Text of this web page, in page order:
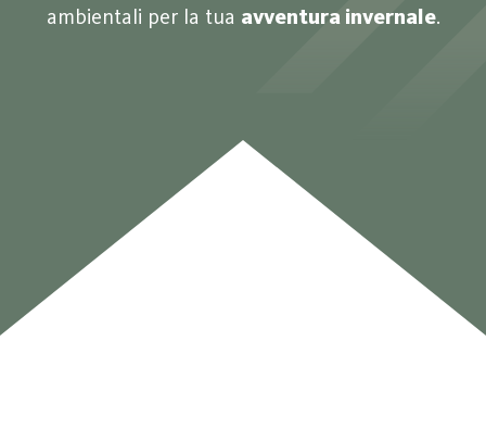
ambientali per la tua avventura invernale.